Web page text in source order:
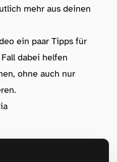
mehr aus deinen
ein paar Tipps für
dabei helfen
ohne auch nur